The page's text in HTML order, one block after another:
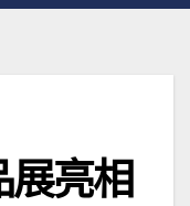
亮相